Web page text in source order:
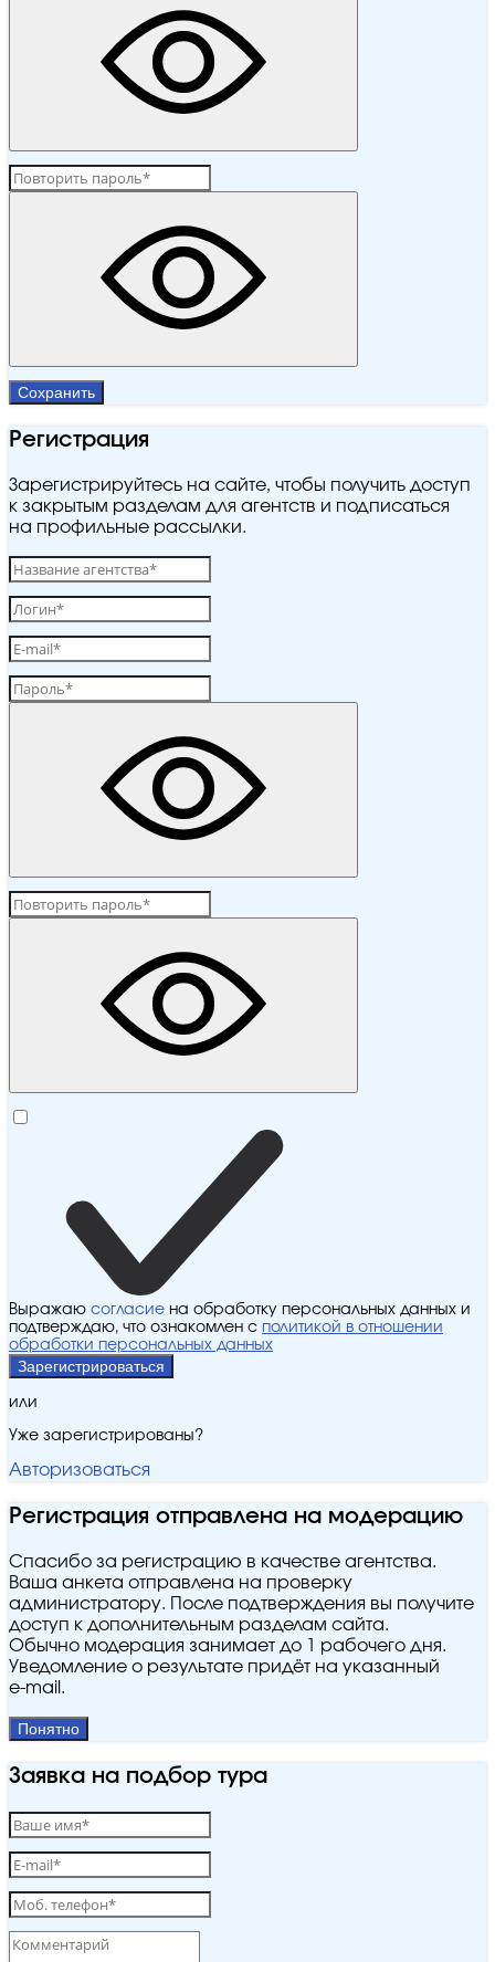
Сохранить
Регистрация
Зарегистрируйтесь на сайте, чтобы получить доступ
к закрытым разделам для агентств и подписаться
на профильные рассылки.
Выражаю согласие на обработку персональных данных и
подтверждаю, что ознакомлен с политикой в отношении
обработки персональных данных
Зарегистрироваться
или
Уже зарегистрированы?
Авторизоваться
Регистрация отправлена на модерацию
Спасибо за регистрацию в качестве агентства.
Ваша анкета отправлена на проверку
администратору. После подтверждения вы получите
доступ к дополнительным разделам сайта.
Обычно модерация занимает до 1 рабочего дня.
Уведомление о результате придёт на указанный
e‑mail.
Понятно
Заявка на подбор тура